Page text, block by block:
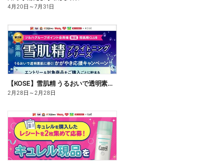
4月20日 ～7月31日
【KOSE】雪肌精 うるおいで透明素肌に導く!かがやき習慣応援キャンペーン
2月28日 ～ 2月28日